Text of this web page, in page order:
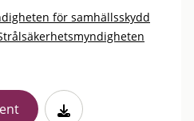
för samhällsskydd